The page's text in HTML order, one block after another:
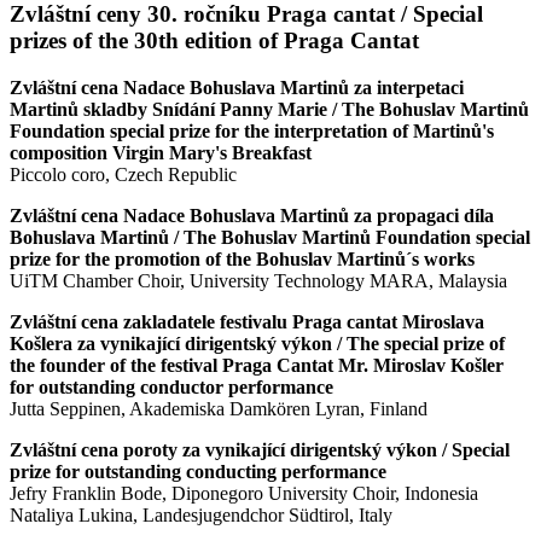
Zvláštní ceny 30. ročníku Praga cantat / Special
prizes of the 30th edition of Praga Cantat
Zvláštní cena Nadace Bohuslava Martinů za interpetaci
Martinů skladby Snídání Panny Marie / The Bohuslav Martinů
Foundation special prize for the interpretation of Martinů's
composition Virgin Mary's Breakfast
Piccolo coro, Czech Republic
Zvláštní cena Nadace Bohuslava Martinů za propagaci díla
Bohuslava Martinů / The Bohuslav Martinů Foundation special
prize for the promotion of the Bohuslav Martinů´s works
UiTM Chamber Choir, University Technology MARA, Malaysia
Zvláštní cena zakladatele festivalu Praga cantat Miroslava
Košlera za vynikající dirigentský výkon / The special prize of
the founder of the festival Praga Cantat Mr. Miroslav Košler
for outstanding conductor performance
Jutta Seppinen, Akademiska Damkören Lyran, Finland
Zvláštní cena poroty za vynikající dirigentský výkon / Special
prize for outstanding conducting performance
Jefry Franklin Bode, Diponegoro University Choir, Indonesia
Nataliya Lukina, Landesjugendchor Südtirol, Italy